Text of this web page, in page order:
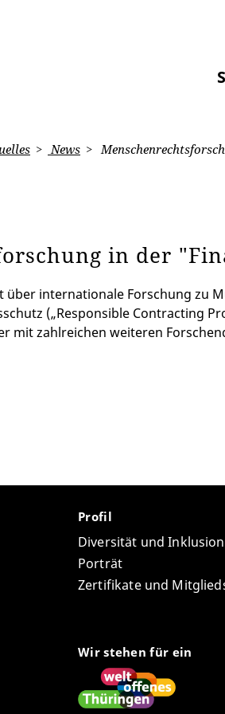
News
in der
über internationale Forschung zu
(„Responsible Contracting
mit zahlreichen weiteren
Profil
Diversität und Inklusion
Porträt
Zertifikate und
Wir stehen für ein